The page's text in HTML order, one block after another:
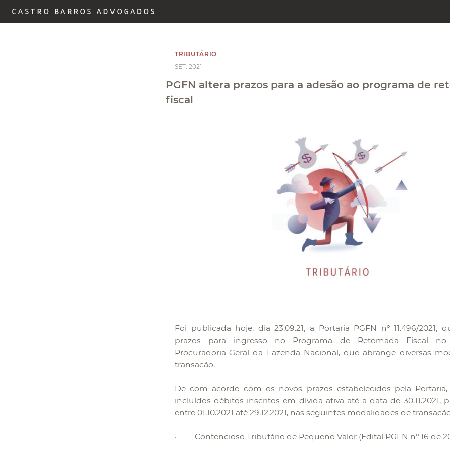
TRIBUTÁRIO
SET. 2021
PGFN altera prazos para a adesão ao programa de
fiscal
Foi publicada hoje, dia 23.09.21, a Portaria PGFN nº 11.496/2021,
prazos para ingresso no Programa de Retomada Fiscal
Procuradoria-Geral da Fazenda Nacional, que abrange diversas
transação.
De com acordo com os novos prazos estabelecidos pela
incluídos débitos inscritos em dívida ativa até a data de 30.11.2021,
entre 01.10.2021 até 29.12.2021, nas seguintes modalidades de
· Contencioso Tributário de Pequeno Valor (Edital PGFN nº 16 de